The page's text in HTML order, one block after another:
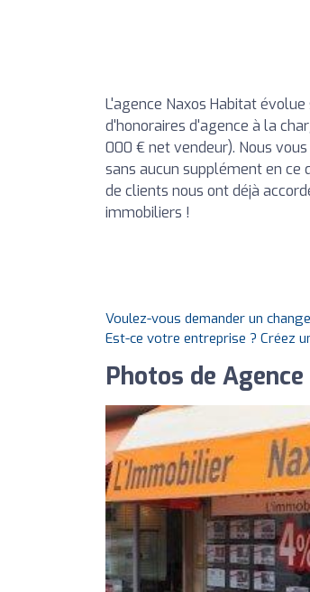
L'agence Naxos Habitat
d'honoraires d'agence à la
000 € net vendeur). Nous
sans aucun supplément en ce
de clients nous ont déjà
immobiliers !
Voulez-vous demander un
Est-ce votre entreprise ? Créez
Photos de